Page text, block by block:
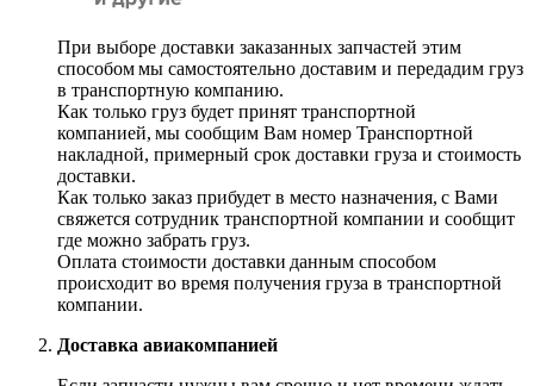
При выборе доставки заказанных запчастей этим
способом мы самостоятельно доставим и передадим груз
в транспортную компанию.
Как только груз будет принят транспортной
компанией, мы сообщим Вам номер Транспортной
накладной, примерный срок доставки груза и стоимость
доставки.
Как только заказ прибудет в место назначения, с Вами
свяжется сотрудник транспортной компании и сообщит
где можно забрать груз.
Оплата стоимости доставки данным способом
происходит во время получения груза в транспортной
компании.
Доставка авиакомпанией